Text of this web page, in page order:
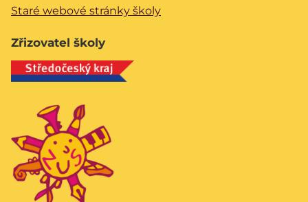
Staré webové stránky školy
Zřizovatel školy